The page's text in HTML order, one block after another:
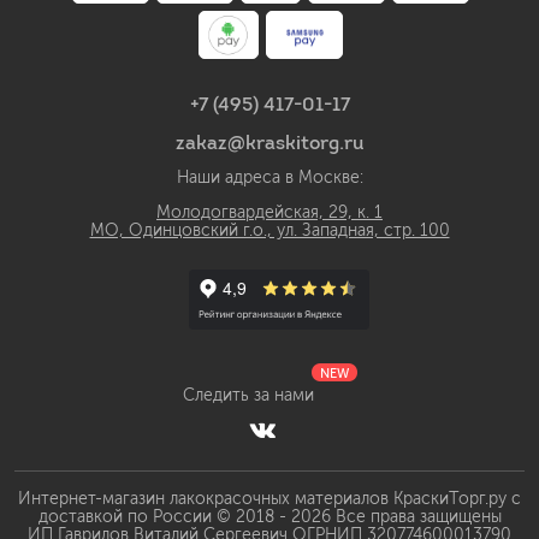
+7 (495) 417-01-17
zakaz@kraskitorg.ru
Наши адреса в Москве:
Молодогвардейская, 29, к. 1
МО, Одинцовский г.о., ул. Западная, стр. 100
Следить за нами
NEW
Интернет-магазин лакокрасочных материалов КраскиТорг.ру с
доставкой по России © 2018 - 2026 Все права защищены
ИП Гаврилов Виталий Сергеевич ОГРНИП 320774600013790